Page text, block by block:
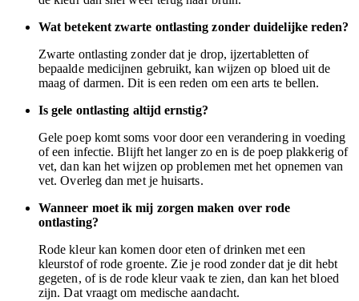
Wat betekent zwarte ontlasting zonder duidelijke reden?
Zwarte ontlasting zonder dat je drop, ijzertabletten of
bepaalde medicijnen gebruikt, kan wijzen op bloed uit de
maag of darmen. Dit is een reden om een arts te bellen.
Is gele ontlasting altijd ernstig?
Gele poep komt soms voor door een verandering in voeding
of een infectie. Blijft het langer zo en is de poep plakkerig of
vet, dan kan het wijzen op problemen met het opnemen van
vet. Overleg dan met je huisarts.
Wanneer moet ik mij zorgen maken over rode
ontlasting?
Rode kleur kan komen door eten of drinken met een
kleurstof of rode groente. Zie je rood zonder dat je dit hebt
gegeten, of is de rode kleur vaak te zien, dan kan het bloed
zijn. Dat vraagt om medische aandacht.